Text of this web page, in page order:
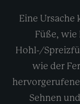
Eine
Füße,
Hohl-/
wie der
Sehnen